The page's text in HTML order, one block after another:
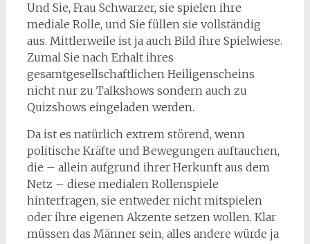
Und Sie, Frau Schwarzer, sie spielen ihre
mediale Rolle, und Sie füllen sie vollständig
aus. Mittlerweile ist ja auch Bild ihre Spielwiese.
Zumal Sie nach Erhalt ihres
gesamtgesellschaftlichen Heiligenscheins
nicht nur zu Talkshows sondern auch zu
Quizshows eingeladen werden.
Da ist es natürlich extrem störend, wenn
politische Kräfte und Bewegungen auftauchen,
die – allein aufgrund ihrer Herkunft aus dem
Netz – diese medialen Rollenspiele
hinterfragen, sie entweder nicht mitspielen
oder ihre eigenen Akzente setzen wollen. Klar
müssen das Männer sein, alles andere würde ja